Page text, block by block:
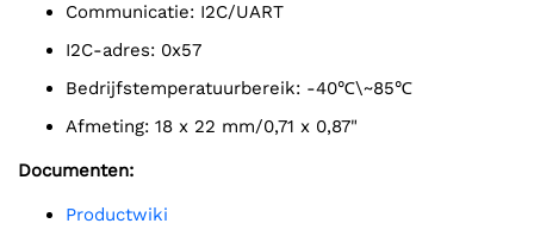
Communicatie: I2C/UART
I2C-adres: 0x57
Bedrijfstemperatuurbereik: -40℃\~85℃
Afmeting: 18 x 22 mm/0,71 x 0,87"
Documenten:
Productwiki